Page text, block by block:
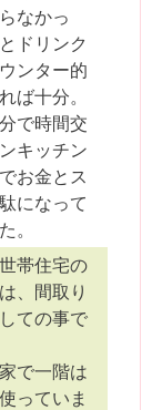
なかっ
ドリンク
ンター的
ば十分。
で時間交
キッチン
お金とス
になって
。
帯住宅の
、間取り
ての事で
で一階は
っていま